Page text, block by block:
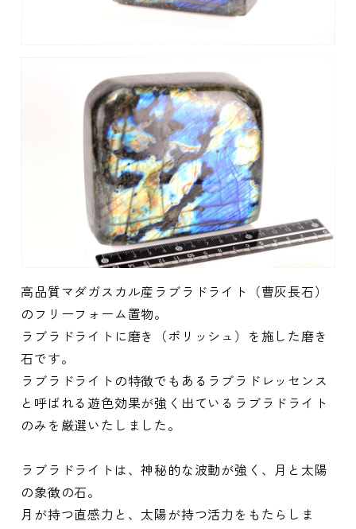
高品質マダガスカル産ラブラドライト（曹灰長石）
のフリーフォーム置物。
ラブラドライトに磨き（ポリッシュ）を施した磨き
石です。
ラブラドライトの特徴でもあるラブラドレッセンス
と呼ばれる遊色効果が強く出ているラブラドライト
のみを厳選いたしました。
ラブラドライトは、神秘的な波動が強く、月と太陽
の象徴の石。
月が持つ直感力と、太陽が持つ活力をもたらしま